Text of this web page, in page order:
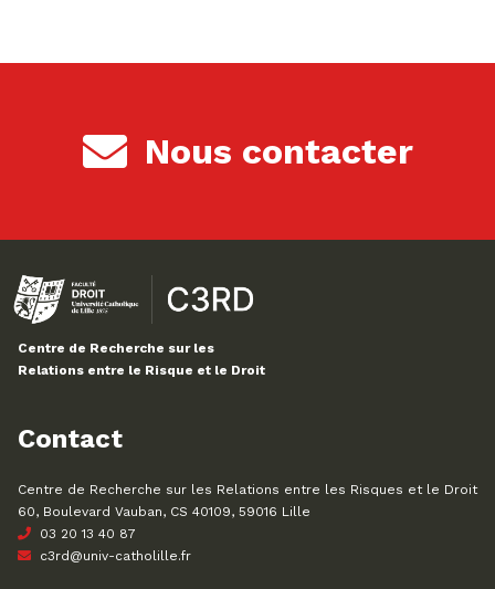
Nous contacter
Centre de Recherche sur les
Relations entre le Risque et le Droit
Contact
Centre de Recherche sur les Relations entre les Risques et le Droit
60, Boulevard Vauban, CS 40109, 59016 Lille
03 20 13 40 87
c3rd@univ-catholille.fr